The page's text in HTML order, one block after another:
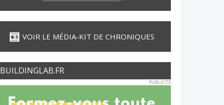
VOIR LE MÉDIA-KIT DE CHRONIQUES
BUILDINGLAB.FR
PUBLICITE